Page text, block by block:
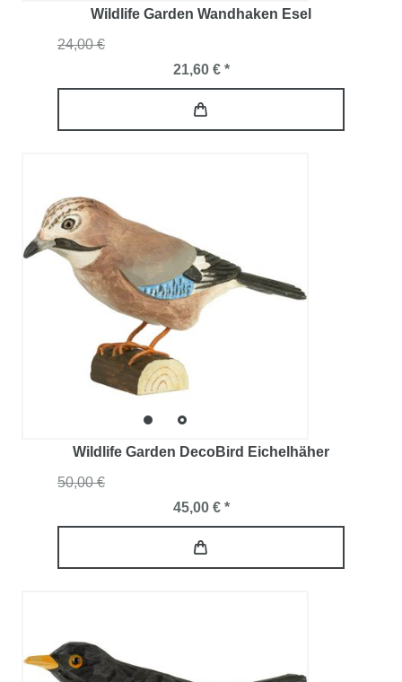
Wildlife Garden Wandhaken Esel
24,00 €
21,60 € *
Wildlife Garden DecoBird Eichelhäher
50,00 €
45,00 € *